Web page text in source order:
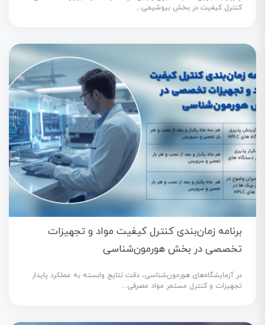
کنترل کیفیت در بخش بیوشیمی...
برنامه زمان‌بندی کنترل کیفیت مواد و تجهیزات
تخصصی در بخش هورمون‌شناسی
در آزمایشگاه‌های هورمون‌شناسی، دقت نتایج وابسته به عملکرد پایدار
تجهیزات و کنترل مستمر مواد مصرفی...